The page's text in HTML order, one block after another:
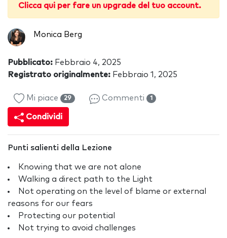
Clicca qui per fare un upgrade del tuo account.
Monica Berg
Pubblicato: Febbraio 4, 2025
Registrato originalmente: Febbraio 1, 2025
Mi piace 29 Commenti 1
Condividi
Punti salienti della Lezione
Knowing that we are not alone
Walking a direct path to the Light
Not operating on the level of blame or external
reasons for our fears
Protecting our potential
Not trying to avoid challenges